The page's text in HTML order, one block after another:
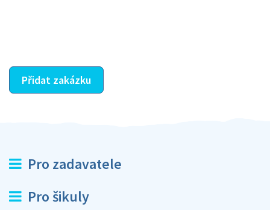
Přidat zakázku
Pro zadavatele
Pro šikuly